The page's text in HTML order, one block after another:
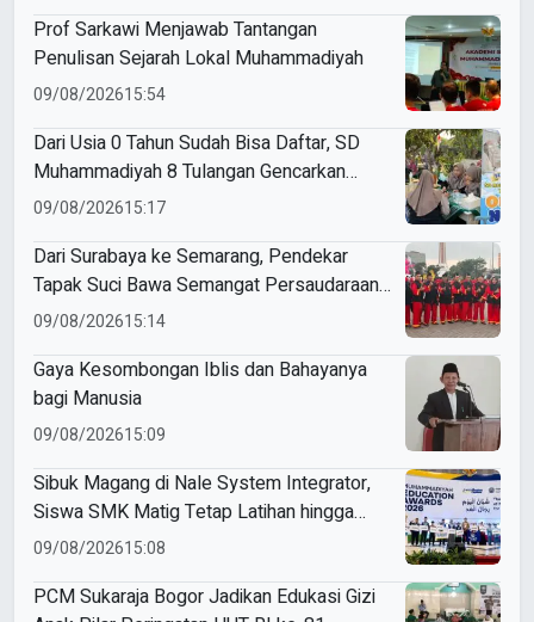
Prof Sarkawi Menjawab Tantangan
Penulisan Sejarah Lokal Muhammadiyah
09/08/202615:54
Dari Usia 0 Tahun Sudah Bisa Daftar, SD
Muhammadiyah 8 Tulangan Gencarkan
SPMB
09/08/202615:17
Dari Surabaya ke Semarang, Pendekar
Tapak Suci Bawa Semangat Persaudaraan
di Muktamar XVI
09/08/202615:14
Gaya Kesombongan Iblis dan Bahayanya
bagi Manusia
09/08/202615:09
Sibuk Magang di Nale System Integrator,
Siswa SMK Matig Tetap Latihan hingga
Raih Gold Medal ME Awards 2026
09/08/202615:08
PCM Sukaraja Bogor Jadikan Edukasi Gizi